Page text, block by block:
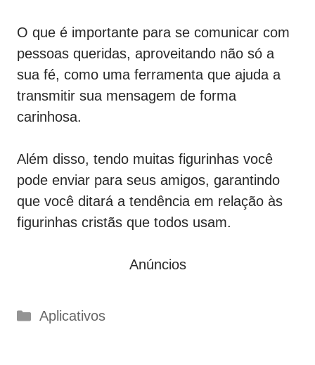
O que é importante para se comunicar com
pessoas queridas, aproveitando não só a
sua fé, como uma ferramenta que ajuda a
transmitir sua mensagem de forma
carinhosa.
Além disso, tendo muitas figurinhas você
pode enviar para seus amigos, garantindo
que você ditará a tendência em relação às
figurinhas cristãs que todos usam.
Anúncios
Categorias
Aplicativos